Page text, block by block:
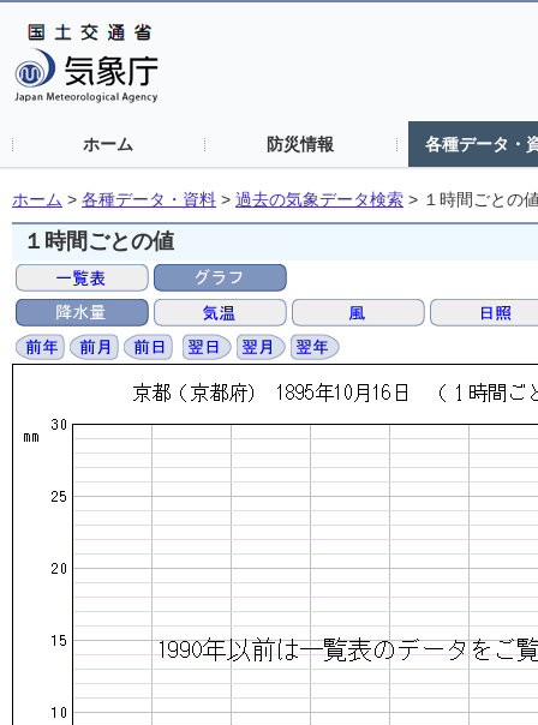
ホーム 防災情報 各種データ・
ホーム > 各種データ・資料 > 過去の気象データ検索 > １時間ごとの
１時間ごとの値